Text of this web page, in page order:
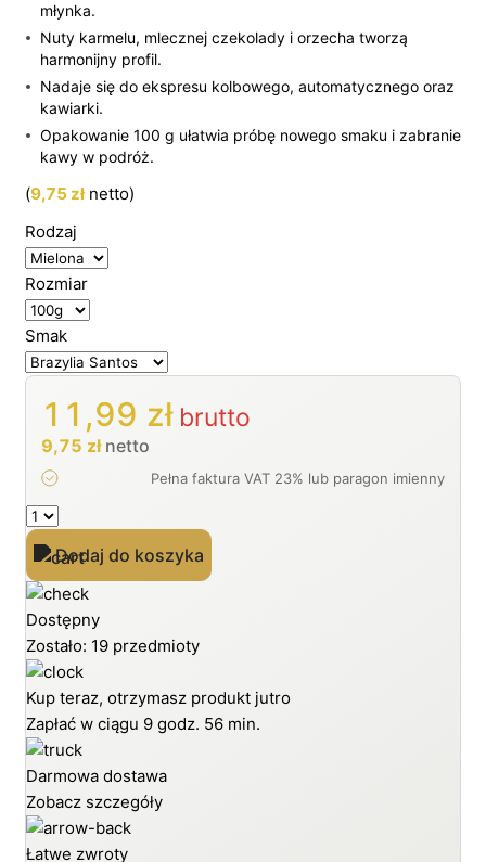
młynka.
Nuty karmelu, mlecznej czekolady i orzecha tworzą
harmonijny profil.
Nadaje się do ekspresu kolbowego, automatycznego oraz
kawiarki.
Opakowanie 100 g ułatwia próbę nowego smaku i zabranie
kawy w podróż.
(9,75złnetto)
Rodzaj
Rozmiar
Smak
11,99 złbrutto
9,75 złnetto
ilość
ŚWIEŻO
PALONA
KAWA
MIELONA
BRAZYLIA
SANTOS
100g
100%
ARABICA
SPECIALITY
Dodaj do koszyka
Dostępny
Zostało: 19 przedmioty
Kup teraz, otrzymasz produkt jutro
Zapłać w ciągu 9 godz. 56 min.
Darmowa dostawa
Zobacz szczegóły
Łatwe zwroty